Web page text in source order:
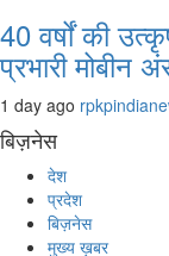
40 वर्षों की
प्रभारी मोबीन
1 day ago
बिज़नेस
देश
प्रदेश
बिज़नेस
मुख्य ख़बर